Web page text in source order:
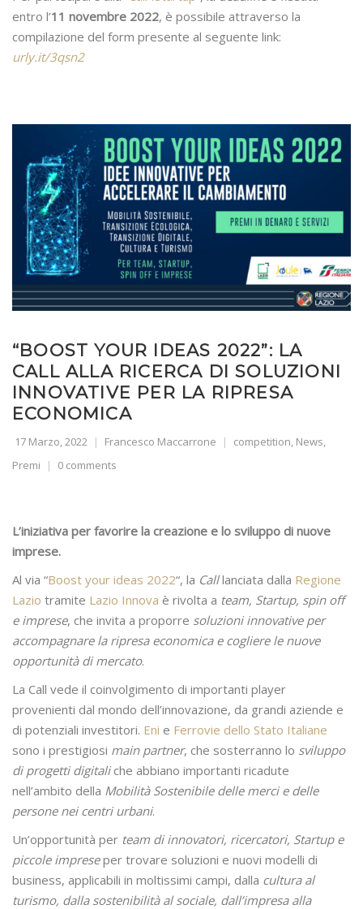
entro l’11 novembre 2022, è possibile attraverso la
compilazione del form presente al seguente link:
urly.it/3qsn2
“BOOST YOUR IDEAS 2022”: LA
CALL ALLA RICERCA DI SOLUZIONI
INNOVATIVE PER LA RIPRESA
ECONOMICA
17 Marzo, 2022 Francesco Maccarrone competition News
Premi
0 comments
L’iniziativa per favorire la creazione e lo sviluppo di nuove
imprese.
Al via “Boost your ideas 2022“, la Calllanciata dalla Regione
Lazio tramite Lazio Innova è rivolta a team, Startup, spin off
e imprese, che invita a proporre soluzioni innovative per
accompagnare la ripresa economica e cogliere le nuove
opportunità di mercato.
La Call vede il coinvolgimento di importanti player
provenienti dal mondo dell’innovazione, da grandi aziende e
di potenziali investitori. Eni e Ferrovie dello Stato Italiane
sono i prestigiosi main partner, che sosterranno lo sviluppo
di progetti digitaliche abbiano importanti ricadute
nell’ambito della Mobilità Sostenibile delle merci e delle
persone nei centri urbani.
Un’opportunità per team di innovatori, ricercatori, Startup e
piccole impreseper trovare soluzioni e nuovi modelli di
business, applicabili in moltissimi campi, dalla cultura al
turismo, dalla sostenibilità al sociale, dall’impresa alla